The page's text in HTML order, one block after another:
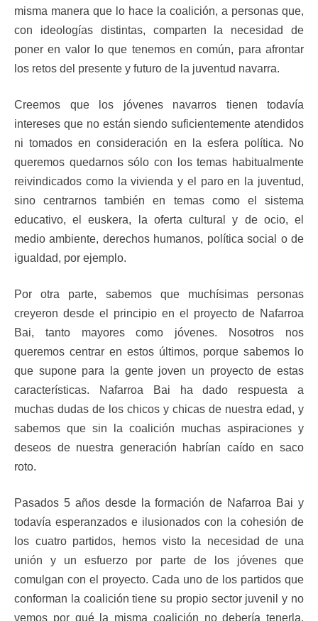
misma manera que lo hace la coalición, a personas que,
con ideologías distintas, comparten la necesidad de
poner en valor lo que tenemos en común, para afrontar
los retos del presente y futuro de la juventud navarra.
Creemos que los jóvenes navarros tienen todavía
intereses que no están siendo suficientemente atendidos
ni tomados en consideración en la esfera política. No
queremos quedarnos sólo con los temas habitualmente
reivindicados como la vivienda y el paro en la juventud,
sino centrarnos también en temas como el sistema
educativo, el euskera, la oferta cultural y de ocio, el
medio ambiente, derechos humanos, política social o de
igualdad, por ejemplo.
Por otra parte, sabemos que muchísimas personas
creyeron desde el principio en el proyecto de Nafarroa
Bai, tanto mayores como jóvenes. Nosotros nos
queremos centrar en estos últimos, porque sabemos lo
que supone para la gente joven un proyecto de estas
características. Nafarroa Bai ha dado respuesta a
muchas dudas de los chicos y chicas de nuestra edad, y
sabemos que sin la coalición muchas aspiraciones y
deseos de nuestra generación habrían caído en saco
roto.
Pasados 5 años desde la formación de Nafarroa Bai y
todavía esperanzados e ilusionados con la cohesión de
los cuatro partidos, hemos visto la necesidad de una
unión y un esfuerzo por parte de los jóvenes que
comulgan con el proyecto. Cada uno de los partidos que
conforman la coalición tiene su propio sector juvenil y no
vemos por qué la misma coalición no debería tenerla,